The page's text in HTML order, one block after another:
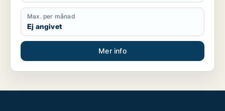
Max. per månad
Ej angivet
Mer info